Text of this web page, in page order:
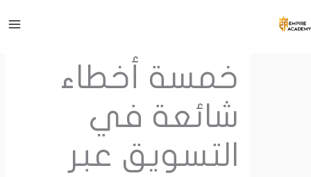
Main
خمسة أخطاء
شائعة في
التسويق عبر